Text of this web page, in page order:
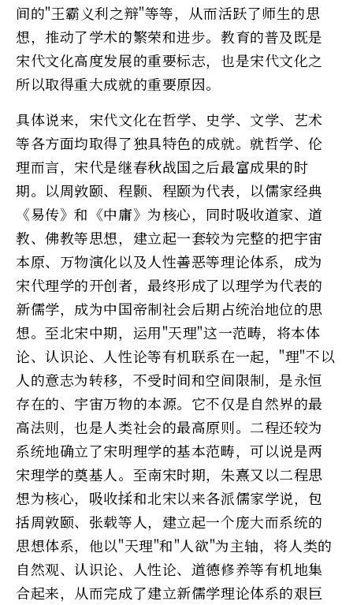
间的"王霸义利之辩"等等，从而活跃了师生的思
想，推动了学术的繁荣和进步。教育的普及既是
宋代文化高度发展的重要标志，也是宋代文化之
所以取得重大成就的重要原因。
具体说来，宋代文化在哲学、史学、文学、艺术
等各方面均取得了独具特色的成就。就哲学、伦
理而言，宋代是继春秋战国之后最富成果的时
期。以周敦颐、程颢、程颐为代表，以儒家经典
《易传》和《中庸》为核心，同时吸收道家、道
教、佛教等思想，建立起一套较为完整的把宇宙
本原、万物演化以及人性善恶等理论体系，成为
宋代理学的开创者，最终形成了以理学为代表的
新儒学，成为中国帝制社会后期占统治地位的思
想。至北宋中期，运用"天理"这一范畴，将本体
论、认识论、人性论等有机联系在一起，"理"不以
人的意志为转移，不受时间和空间限制，是永恒
存在的、宇宙万物的本源。它不仅是自然界的最
高法则，也是人类社会的最高原则。二程还较为
系统地确立了宋明理学的基本范畴，可以说是两
宋理学的奠基人。至南宋时期，朱熹又以二程思
想为核心，吸收揉和北宋以来各派儒家学说，包
括周敦颐、张载等人，建立起一个庞大而系统的
思想体系，他以"天理"和"人欲"为主轴，将人类的
自然观、认识论、人性论、道德修养等有机地集
合起来，从而完成了建立新儒学理论体系的艰巨